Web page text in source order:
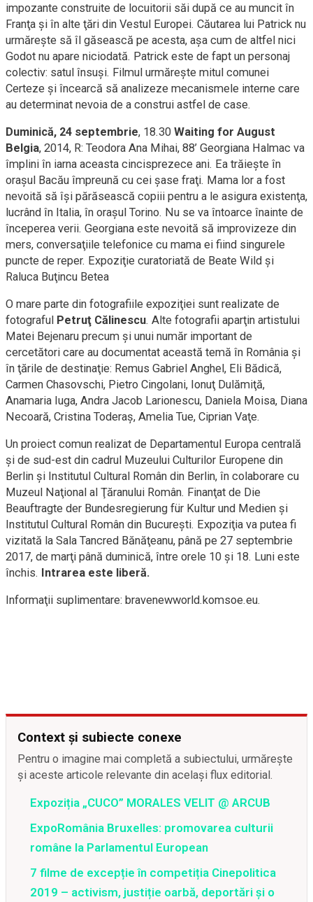
impozante construite de locuitorii săi după ce au muncit în
Franţa şi în alte ţări din Vestul Europei. Căutarea lui Patrick nu
urmăreşte să îl găsească pe acesta, aşa cum de altfel nici
Godot nu apare niciodată. Patrick este de fapt un personaj
colectiv: satul însuşi. Filmul urmăreşte mitul comunei
Certeze şi încearcă să analizeze mecanismele interne care
au determinat nevoia de a construi astfel de case.
Duminică, 24 septembrie, 18.30 Waiting for August
Belgia, 2014, R: Teodora Ana Mihai, 88’ Georgiana Halmac va
împlini în iarna aceasta cincisprezece ani. Ea trăieşte în
oraşul Bacău împreună cu cei şase fraţi. Mama lor a fost
nevoită să îşi părăsească copiii pentru a le asigura existenţa,
lucrând în Italia, în oraşul Torino. Nu se va întoarce înainte de
începerea verii. Georgiana este nevoită să improvizeze din
mers, conversaţiile telefonice cu mama ei fiind singurele
puncte de reper. Expoziţie curatoriată de Beate Wild şi
Raluca Buţincu Betea
O mare parte din fotografiile expoziţiei sunt realizate de
fotograful Petruţ Călinescu. Alte fotografii aparţin artistului
Matei Bejenaru precum şi unui număr important de
cercetători care au documentat această temă în România şi
în ţările de destinaţie: Remus Gabriel Anghel, Eli Bădică,
Carmen Chasovschi, Pietro Cingolani, Ionuţ Dulămiţă,
Anamaria Iuga, Andra Jacob Larionescu, Daniela Moisa, Diana
Necoară, Cristina Toderaş, Amelia Tue, Ciprian Vaţe.
Un proiect comun realizat de Departamentul Europa centrală
şi de sud-est din cadrul Muzeului Culturilor Europene din
Berlin şi Institutul Cultural Român din Berlin, în colaborare cu
Muzeul Naţional al Ţăranului Român. Finanţat de Die
Beauftragte der Bundesregierung für Kultur und Medien şi
Institutul Cultural Român din Bucureşti. Expoziţia va putea fi
vizitată la Sala Tancred Bănăţeanu, până pe 27 septembrie
2017, de marţi până duminică, între orele 10 şi 18. Luni este
închis.
Intrarea este liberă.
Informaţii suplimentare: bravenewworld.komsoe.eu.
Context și subiecte conexe
Pentru o imagine mai completă a subiectului, urmărește
și aceste articole relevante din același flux editorial.
Expoziția „CUCO” MORALES VELIT @ ARCUB
ExpoRomânia Bruxelles: promovarea culturii
române la Parlamentul European
7 filme de excepție în competiția Cinepolitica
2019 – activism, justiție oarbă, deportări și o